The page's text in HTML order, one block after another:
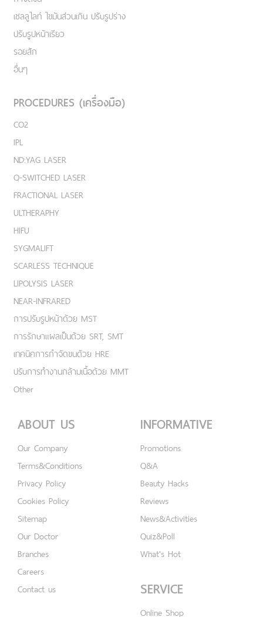
เชลลูไลท์ ไขมันส่วนเกิน ปรับรูปร่าง
ปรับรูปหน้าเรียว
รอยสัก
อื่นๆ
PROCEDURES (เครื่องมือ)
CO2
IPL
ND:YAG LASER
Q-SWITCHED LASER
FRACTIONAL LASER
ULTHERAPHY
HIFU
SYGMALIFT
SCARLESS TECHNIQUE
LIPOLYSIS LASER
NEAR-INFRARED
การปรับรูปหน้าด้วย MST
การรักษาแผลเป็นด้วย SRT, SMT
เทคนิคการกำจัดขนด้วย HRE
ปรับการทำงานกล้ามเนื้อด้วย MMT
Other
ABOUT US
Our Company
Terms&Conditions
Privacy Policy
Cookies Policy
Sitemap
Our Doctor
Branches
Careers
Contact us
INFORMATIVE
Promotions
Q&A
Beauty Hacks
Reviews
News&Activities
Quiz&Poll
What's Hot
SERVICE
Online Shop